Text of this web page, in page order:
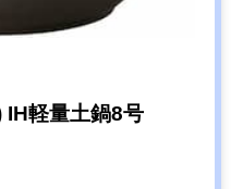
軽量土鍋8号